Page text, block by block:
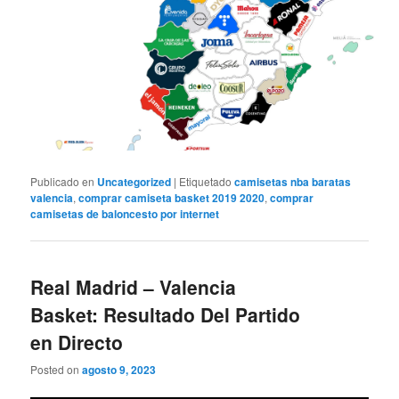
Publicado en Uncategorized | Etiquetado camisetas nba baratas
valencia,comprar camiseta basket 2019 2020,comprar
camisetas de baloncesto por internet
Real Madrid – Valencia
Basket: Resultado Del Partido
en Directo
Posted onagosto 9, 2023